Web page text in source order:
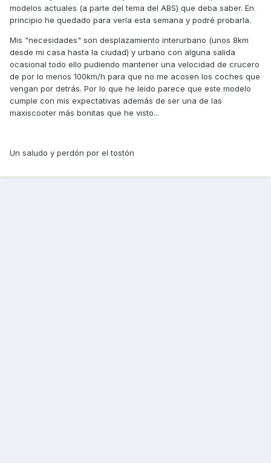
modelos actuales (a parte del tema del ABS) que deba saber. En
principio he quedado para verla esta semana y podré probarla.
Mis "necesidades" son desplazamiento interurbano (unos 8km
desde mi casa hasta la ciudad) y urbano con alguna salida
ocasional todo ello pudiendo mantener una velocidad de crucero
de por lo menos 100km/h para que no me acosen los coches que
vengan por detrás. Por lo que he leído parece que este modelo
cumple con mis expectativas además de ser una de las
maxiscooter más bonitas que he visto...
Un saludo y perdón por el tostón